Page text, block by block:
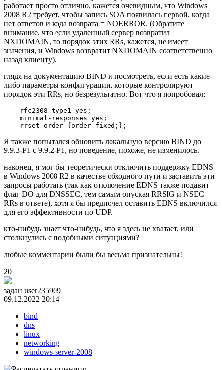
работает просто отлично, кажется очевидным, что Windows
2008 R2 требует, чтобы запись SOA появилась первой, когда
нет ответов и кода возврата = NOERROR. (Обратите
внимание, что если удаленный сервер возвратил
NXDOMAIN, то порядок этих RRs, кажется, не имеет
значения, и Windows возвратит NXDOMAIN соответственно
назад клиенту).
глядя на документацию BIND и посмотреть, если есть какие-
либо параметры конфигурации, которые контролируют
порядок эти RRs, но безрезультатно. Вот что я попробовал:
    rfc2308-type1 yes;
    minimal-responses yes;
Я также попытался обновить локальную версию BIND до
9.9.3-P1 с 9.9.2-P1, но поведение, похоже, не изменилось.
наконец, я мог бы теоретически отключить поддержку EDNS
в Windows 2008 R2 в качестве обходного пути и заставить эти
запросы работать (так как отключение EDNS также подавит
флаг DO для DNSSEC, тем самым опуская RRSIG и NSEC
RRs в ответе), хотя я бы предпочел оставить EDNS включился
для его эффективности по UDP.
кто-нибудь знает что-нибудь, что я здесь не хватает, или
столкнулись с подобными ситуациями?
любые комментарии были бы весьма признательны!
20
задан user235909
09.12.2022 20:14
bind
dns
linux
networking
windows-server-2008